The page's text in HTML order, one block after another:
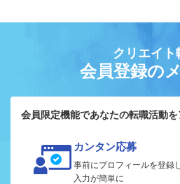
クリエイト
会員登録の
会員限定機能であなたの転職活動を
カンタン応募
事前にプロフィールを登録
入力が簡単に